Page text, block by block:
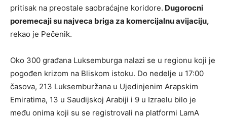
pritisak na preostale saobraćajne koridore. Dugorocni
poremecaji su najveca briga za komercijalnu avijaciju,
rekao je Pečenik.
Oko 300 građana Luksemburga nalazi se u regionu koji je
pogođen krizom na Bliskom istoku. Do nedelje u 17:00
časova, 213 Luksemburžana u Ujedinjenim Arapskim
Emiratima, 13 u Saudijskoj Arabiji i 9 u Izraelu bilo je
među onima koji su se registrovali na platformi LamA